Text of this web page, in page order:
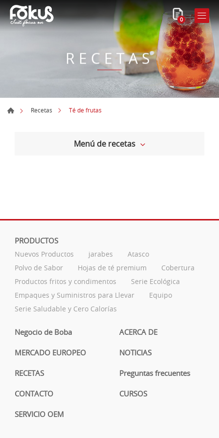
0
RECETAS
Recetas Té de frutas
Menú de recetas
PRODUCTOS
Nuevos Productos jarabes
Atasco
Polvo de Sabor
Hojas de té premium
Cobertura
Productos fritos y condimentos
Serie Ecológica
Empaques y Suministros para Llevar
Equipo
Serie Saludable y Cero Calorías
Negocio de Boba ACERCA DE
MERCADO EUROPEO NOTICIAS
RECETAS Preguntas frecuentes
CONTACTO CURSOS
SERVICIO OEM